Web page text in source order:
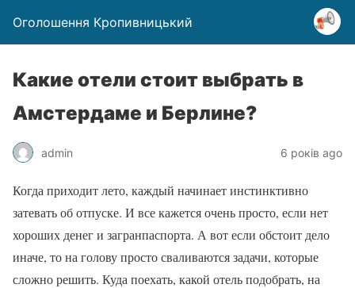
Оголошення Кропивницький
Какие отели стоит выбрать в
Амстердаме и Берлине?
admin 6 років ago
Когда приходит лето, каждый начинает инстинктивно
затевать об отпуске. И все кажется очень просто, если нет
хороших денег и загранпаспорта. А вот если обстоит дело
иначе, то на голову просто сваливаются задачи, которые
сложно решить. Куда поехать, какой отель подобрать, на